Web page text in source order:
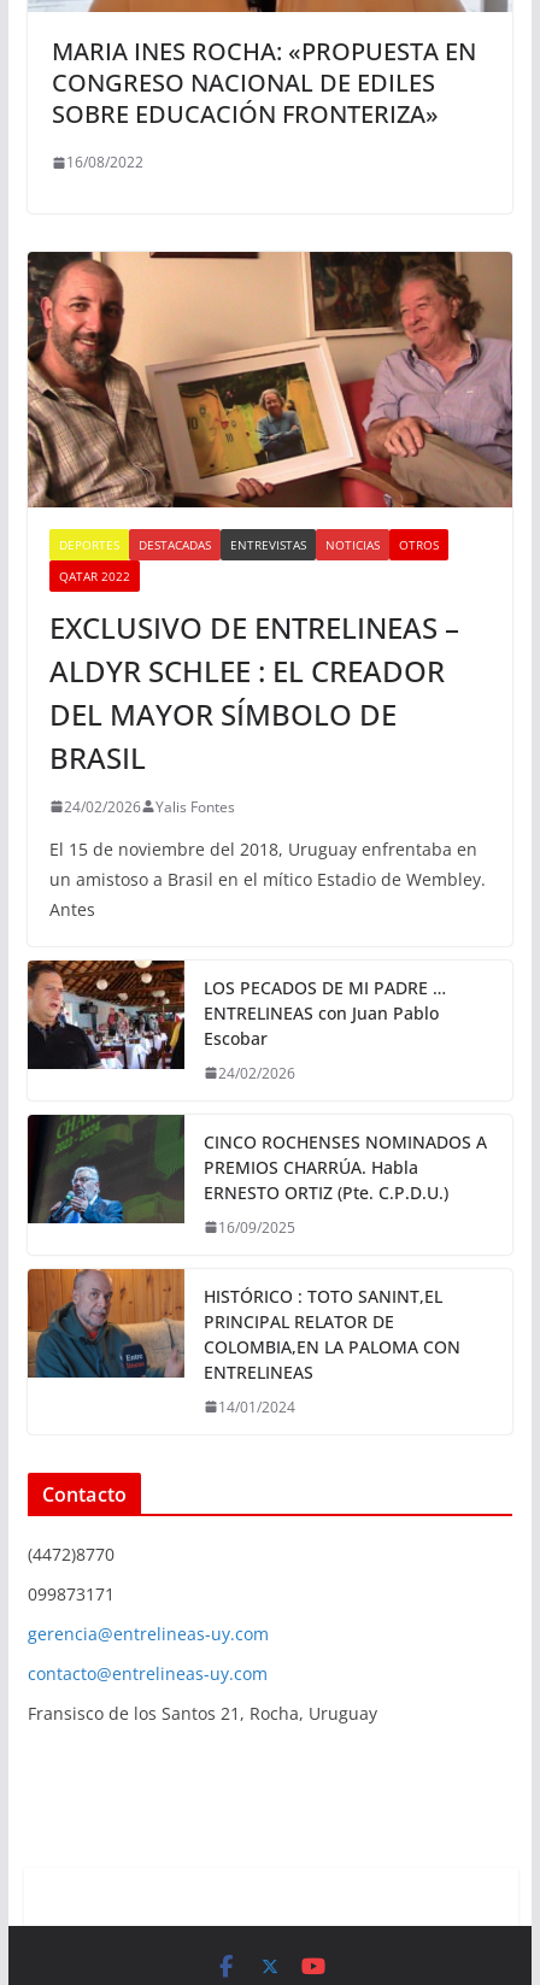
MARIA INES ROCHA: «PROPUESTA EN
CONGRESO NACIONAL DE EDILES
SOBRE EDUCACIÓN FRONTERIZA»
16/08/2022
DEPORTES DESTACADAS ENTREVISTAS NOTICIAS
OTROS
QATAR 2022
EXCLUSIVO DE ENTRELINEAS –
ALDYR SCHLEE : EL CREADOR
DEL MAYOR SÍMBOLO DE
BRASIL
24/02/2026 Yalis Fontes
El 15 de noviembre del 2018, Uruguay enfrentaba en
un amistoso a Brasil en el mítico Estadio de Wembley.
Antes
LOS PECADOS DE MI PADRE …
ENTRELINEAS con Juan Pablo
Escobar
24/02/2026
CINCO ROCHENSES NOMINADOS A
PREMIOS CHARRÚA. Habla
ERNESTO ORTIZ (Pte. C.P.D.U.)
16/09/2025
HISTÓRICO : TOTO SANINT,EL
PRINCIPAL RELATOR DE
COLOMBIA,EN LA PALOMA CON
ENTRELINEAS
14/01/2024
Contacto
(4472)8770
099873171
gerencia@entrelineas-uy.com
contacto@entrelineas-uy.com
Fransisco de los Santos 21, Rocha, Uruguay